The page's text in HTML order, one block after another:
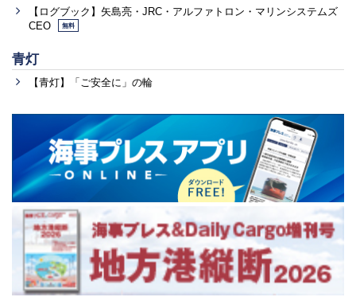
【ログブック】矢島亮・JRC・アルファトロン・マリンシステムズ
CEO
無料
青灯
【青灯】「ご安全に」の輪